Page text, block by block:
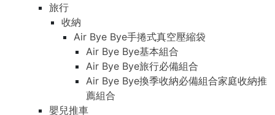
旅行
收納
Air Bye Bye手捲式真空壓縮袋
Air Bye Bye基本組合
Air Bye Bye旅行必備組合
Air Bye Bye換季收納必備組合家庭收納推
薦組合
嬰兒推車